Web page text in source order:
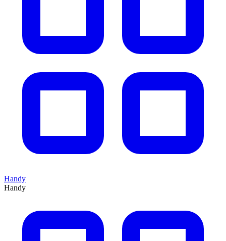
Handy
Handy